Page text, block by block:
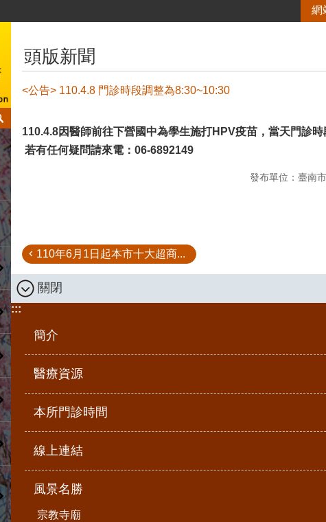
網
頭版新聞
<公告> 110.4.8 門診時段調整為8:30~10:30
110.4.8因醫師前往下營國中為學生施打HPV疫苗，當天門診時
若有任何疑問請來電：06-6892149
發布單位：臺南
110年6月1日起本市十大超商...
關閉
:::
簡介
醫療資源
本所門診時間
線上連結
風景名勝
宗教寺廟